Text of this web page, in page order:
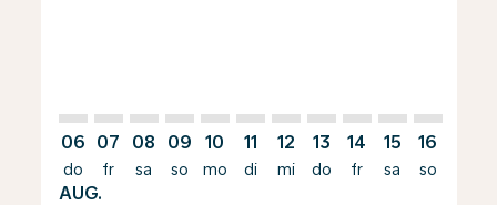
06
do
AUG.
07
fr
08
sa
09
so
10
mo
11
di
12
mi
13
do
14
fr
15
sa
16
so